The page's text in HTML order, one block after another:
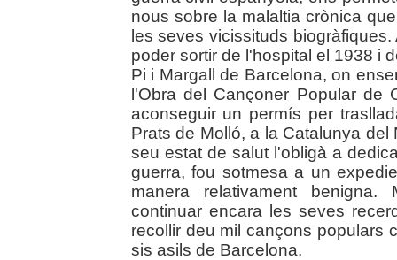
nous sobre la malaltia crònica
les seves vicissituds
poder sortir de l'hospital el 1938 i
Pi i Margall de Barcelona, on
l'Obra del Cançoner Popular de
aconseguir un permís per
Prats de Molló, a la Catalunya
seu estat de salut l'obligà a
guerra, fou sotmesa a un
manera relativament
continuar encara les seves
recollir deu mil cançons populars
sis asils de Barcelona.